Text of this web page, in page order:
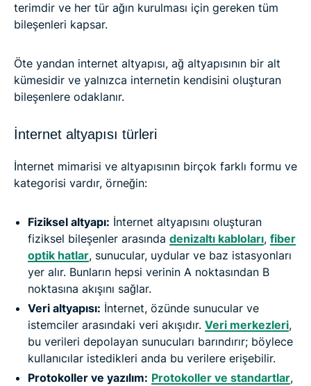
terimdir ve her tür ağın kurulması için gereken tüm
bileşenleri kapsar.
Öte yandan internet altyapısı, ağ altyapısının bir alt
kümesidir ve yalnızca internetin kendisini oluşturan
bileşenlere odaklanır.
İnternet altyapısı türleri
İnternet mimarisi ve altyapısının birçok farklı formu ve
kategorisi vardır, örneğin:
Fiziksel altyapı: İnternet altyapısını oluşturan
fiziksel bileşenler arasında denizaltı kabloları, fiber
optik hatlar, sunucular, uydular ve baz istasyonları
yer alır. Bunların hepsi verinin A noktasından B
noktasına akışını sağlar.
Veri altyapısı: İnternet, özünde sunucular ve
istemciler arasındaki veri akışıdır. Veri merkezleri,
bu verileri depolayan sunucuları barındırır; böylece
kullanıcılar istedikleri anda bu verilere erişebilir.
Protokoller ve yazılım: Protokoller ve standartlar,